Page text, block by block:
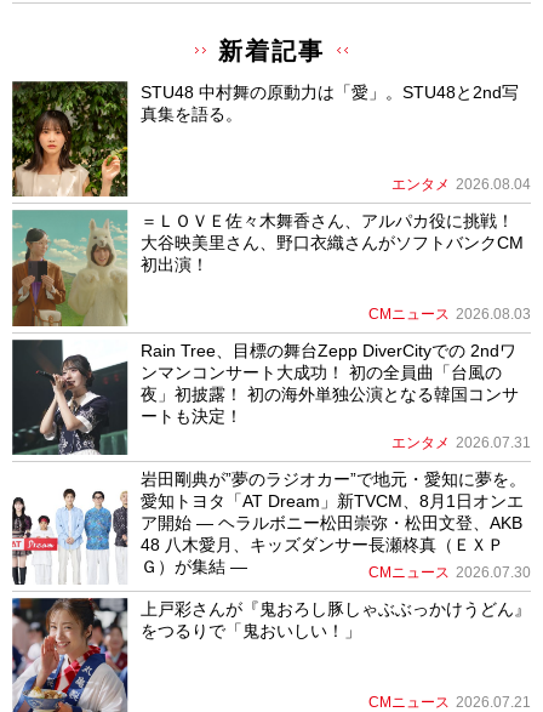
新着記事
STU48 中村舞の原動力は「愛」。STU48と2nd写
真集を語る。
エンタメ 2026.08.04
＝ＬＯＶＥ佐々木舞香さん、アルパカ役に挑戦！
大谷映美里さん、野口衣織さんがソフトバンクCM
初出演！
CMニュース 2026.08.03
Rain Tree、目標の舞台Zepp DiverCityでの 2ndワ
ンマンコンサート大成功！ 初の全員曲「台風の
夜」初披露！ 初の海外単独公演となる韓国コンサ
ートも決定！
エンタメ 2026.07.31
岩田剛典が”夢のラジオカー”で地元・愛知に夢を。
愛知トヨタ「AT Dream」新TVCM、8月1日オンエ
ア開始 ― ヘラルボニー松田崇弥・松田文登、AKB
48 八木愛月、キッズダンサー長瀬柊真（ＥＸＰ
Ｇ）が集結 ―
CMニュース 2026.07.30
上戸彩さんが『鬼おろし豚しゃぶぶっかけうどん』
をつるりで「鬼おいしい！」
CMニュース 2026.07.21